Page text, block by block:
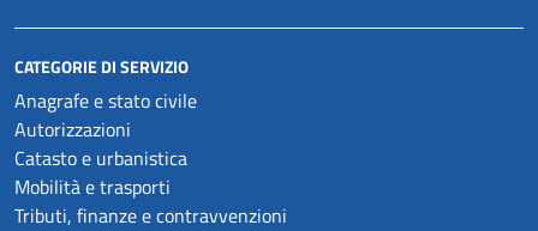
CATEGORIE DI SERVIZIO
Anagrafe e stato civile
Autorizzazioni
Catasto e urbanistica
Mobilità e trasporti
Tributi, finanze e contravvenzioni